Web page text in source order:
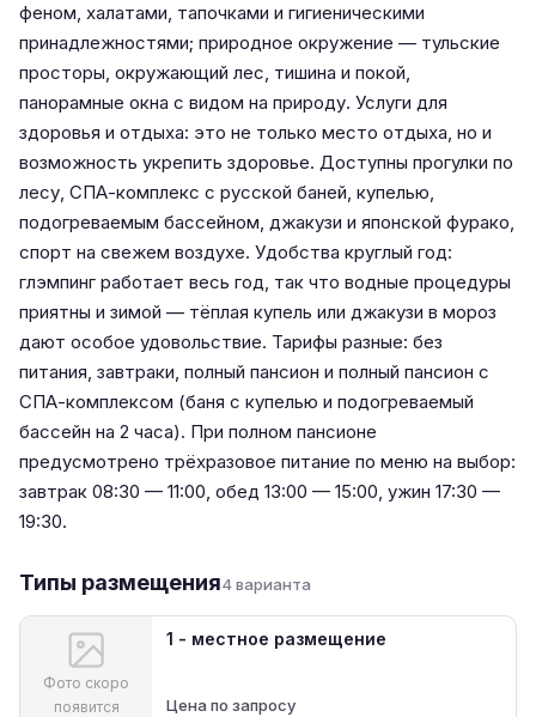
феном, халатами, тапочками и гигиеническими
принадлежностями; природное окружение — тульские
просторы, окружающий лес, тишина и покой,
панорамные окна с видом на природу. Услуги для
здоровья и отдыха: это не только место отдыха, но и
возможность укрепить здоровье. Доступны прогулки по
лесу, СПА-комплекс с русской баней, купелью,
подогреваемым бассейном, джакузи и японской фурако,
спорт на свежем воздухе. Удобства круглый год:
глэмпинг работает весь год, так что водные процедуры
приятны и зимой — тёплая купель или джакузи в мороз
дают особое удовольствие. Тарифы разные: без
питания, завтраки, полный пансион и полный пансион с
СПА-комплексом (баня с купелью и подогреваемый
бассейн на 2 часа). При полном пансионе
предусмотрено трёхразовое питание по меню на выбор:
завтрак 08:30 — 11:00, обед 13:00 — 15:00, ужин 17:30 —
19:30.
Типы размещения4 варианта
Фото скоро
появится
1 - местное размещение
Цена по запросу